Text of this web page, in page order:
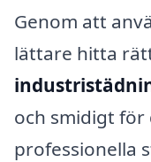
Genom att
lättare hitta
och smidigt
professionella